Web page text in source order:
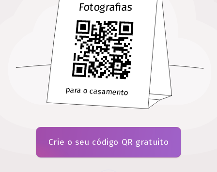
Crie o seu código QR gratuito
para o casamento
Fotografias